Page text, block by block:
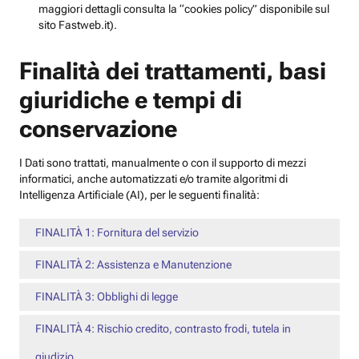
maggiori dettagli consulta la “cookies policy” disponibile sul
sito Fastweb.it).
Finalità dei trattamenti, basi
giuridiche e tempi di
conservazione
I Dati sono trattati, manualmente o con il supporto di mezzi
informatici, anche automatizzati e/o tramite algoritmi di
Intelligenza Artificiale (AI), per le seguenti finalità:
FINALITÀ 1: Fornitura del servizio
FINALITÀ 2: Assistenza e Manutenzione
FINALITÀ 3: Obblighi di legge
FINALITÀ 4: Rischio credito, contrasto frodi, tutela in